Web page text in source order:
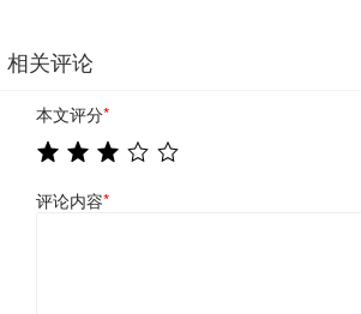
相关评论
本文评分*
评论内容*